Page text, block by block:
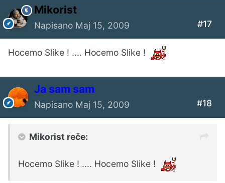
Mikorist
Napisano Maj 15, 2009 #17
Hocemo Slike ! .... Hocemo Slike !
Ја sam sam
Napisano Maj 15, 2009 #18
Mikorist reče:
Hocemo Slike ! .... Hocemo Slike !